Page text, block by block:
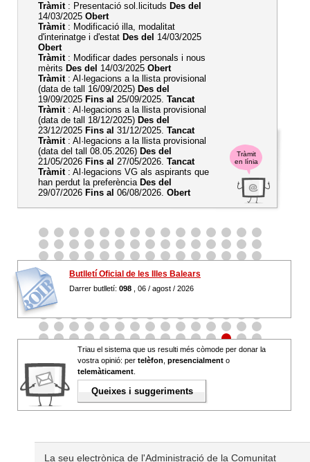
Tràmit
en línia
Tràmit: Presentació sol.licituds Des del
14/03/2025 Obert
Tràmit: Modificació illa, modalitat
d'interinatge i d'estat Des del 14/03/2025
Obert
Tràmit: Modificar dades personals i nous
mèrits Des del 14/03/2025 Obert
Tràmit: Al·legacions a la llista provisional
(data de tall 16/09/2025) Des del
19/09/2025 Fins al 25/09/2025. Tancat
Tràmit: Al·legacions a la llista provisional
(data de tall 18/12/2025) Des del
23/12/2025 Fins al 31/12/2025. Tancat
Tràmit: Al·legacions a la llista provisional
(data del tall 08.05.2026) Des del
21/05/2026 Fins al 27/05/2026. Tancat
Tràmit: Al·legacions VG als aspirants que
han perdut la preferència Des del
29/07/2026 Fins al 06/08/2026. Obert
Butlletí Oficial de les Illes Balears
Darrer butlletí: 098 , 06 / agost / 2026
Triau el sistema que us resulti més còmode per donar la
vostra opinió: per telèfon presencialment o
telemàticament
Queixes i suggeriments
La seu electrònica de l'Administració de la Comunitat